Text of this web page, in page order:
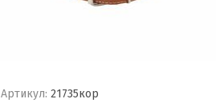
Артикул: 21735кор